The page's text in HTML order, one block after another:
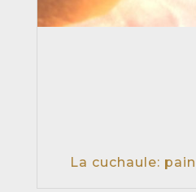
La cuchaule: